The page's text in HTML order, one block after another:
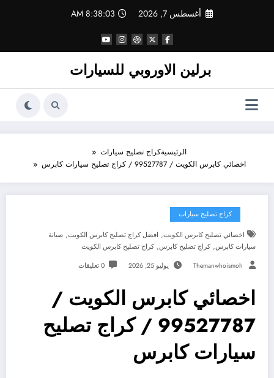
أغسطس 7, 2026 8:38:04 AM
برلين الاوروبي للسيارات
الرئيسيةكراج تصليح سيارات
اخصائي كابرس الكويت / 99527787 / كراج تصليح سيارات كابرس
كراج تصليح سيارات
اخصائي تصليح كابرس الكويت, افضل كراج تصليح كابرس الكويت, صيانة
سيارات كابرس,كراج تصليح كابرس,كراج تصليح كابرس الكويت
Themanwhoismoh يوليو 25, 2026 0 تعليقات
اخصائي كابرس الكويت /
99527787 / كراج تصليح
سيارات كابرس